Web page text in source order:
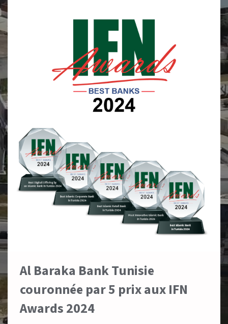
Al Baraka Bank Tunisie
couronnée par 5 prix aux IFN
Awards 2024